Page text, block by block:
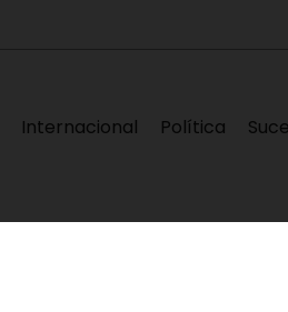
Internacional Política
Poliguaicaipuro pescó a